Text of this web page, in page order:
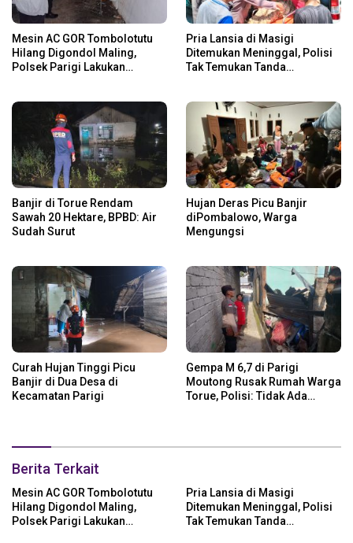
Mesin AC GOR Tombolotutu
Hilang Digondol Maling,
Polsek Parigi Lakukan
Pria Lansia di Masigi
Ditemukan Meninggal, Polisi
Tak Temukan Tanda
Banjir di Torue Rendam
Sawah 20 Hektare, BPBD: Air
Sudah Surut
Hujan Deras Picu Banjir
diPombalowo, Warga
Mengungsi
Curah Hujan Tinggi Picu
Banjir di Dua Desa di
Kecamatan Parigi
Gempa M 6,7 di Parigi
Moutong Rusak Rumah Warga
Torue, Polisi: Tidak Ada
Berita Terkait
Mesin AC GOR Tombolotutu
Hilang Digondol Maling,
Polsek Parigi Lakukan
Pria Lansia di Masigi
Ditemukan Meninggal, Polisi
Tak Temukan Tanda